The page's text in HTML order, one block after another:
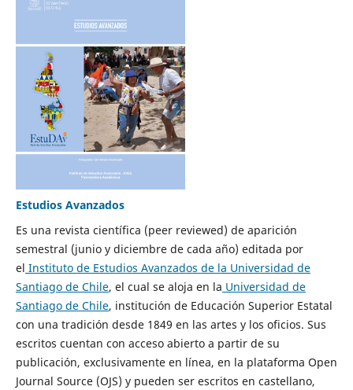
Estudios Avanzados
Es una revista científica (peer reviewed) de aparición
semestral (junio y diciembre de cada año) editada por
el Instituto de Estudios Avanzados de la Universidad de
Santiago de Chile, el cual se aloja en la Universidad de
Santiago de Chile, institución de Educación Superior Estatal
con una tradición desde 1849 en las artes y los oficios. Sus
escritos cuentan con acceso abierto a partir de su
publicación, exclusivamente en línea, en la plataforma Open
Journal Source (OJS) y pueden ser escritos en castellano,